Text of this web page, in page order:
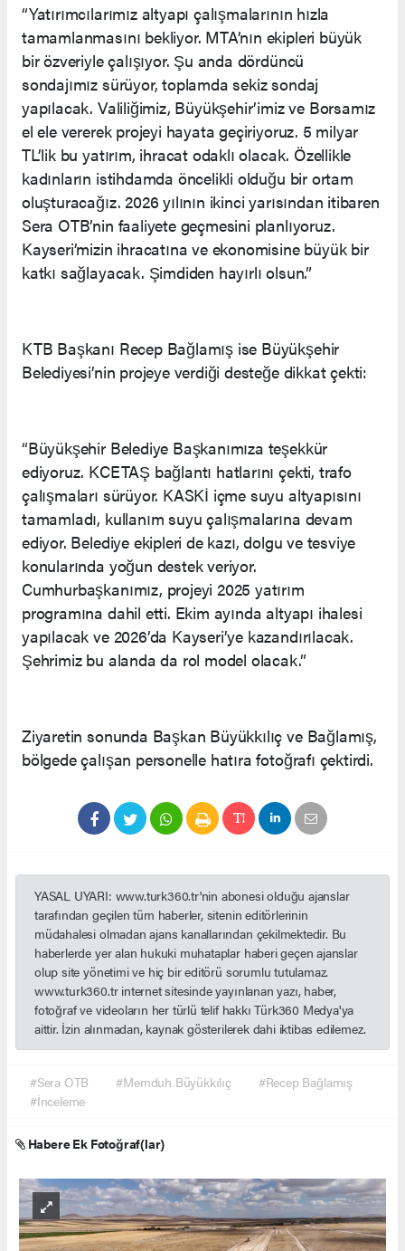
“Yatırımcılarımız altyapı çalışmalarının hızla
tamamlanmasını bekliyor. MTA’nın ekipleri büyük
bir özveriyle çalışıyor. Şu anda dördüncü
sondajımız sürüyor, toplamda sekiz sondaj
yapılacak. Valiliğimiz, Büyükşehir’imiz ve Borsamız
el ele vererek projeyi hayata geçiriyoruz. 5 milyar
TL’lik bu yatırım, ihracat odaklı olacak. Özellikle
kadınların istihdamda öncelikli olduğu bir ortam
oluşturacağız. 2026 yılının ikinci yarısından itibaren
Sera OTB’nin faaliyete geçmesini planlıyoruz.
Kayseri’mizin ihracatına ve ekonomisine büyük bir
katkı sağlayacak. Şimdiden hayırlı olsun.”
KTB Başkanı Recep Bağlamış ise Büyükşehir
Belediyesi’nin projeye verdiği desteğe dikkat çekti:
“Büyükşehir Belediye Başkanımıza teşekkür
ediyoruz. KCETAŞ bağlantı hatlarını çekti, trafo
çalışmaları sürüyor. KASKİ içme suyu altyapısını
tamamladı, kullanım suyu çalışmalarına devam
ediyor. Belediye ekipleri de kazı, dolgu ve tesviye
konularında yoğun destek veriyor.
Cumhurbaşkanımız, projeyi 2025 yatırım
programına dahil etti. Ekim ayında altyapı ihalesi
yapılacak ve 2026’da Kayseri’ye kazandırılacak.
Şehrimiz bu alanda da rol model olacak.”
Ziyaretin sonunda Başkan Büyükkılıç ve Bağlamış,
bölgede çalışan personelle hatıra fotoğrafı çektirdi.
YASAL UYARI: www.turk360.tr'nin abonesi olduğu ajanslar
tarafından geçilen tüm haberler, sitenin editörlerinin
müdahalesi olmadan ajans kanallarından çekilmektedir. Bu
haberlerde yer alan hukuki muhataplar haberi geçen ajanslar
olup site yönetimi ve hiç bir editörü sorumlu tutulamaz.
www.turk360.tr internet sitesinde yayınlanan yazı, haber,
fotoğraf ve videoların her türlü telif hakkı Türk360 Medya'ya
aittir. İzin alınmadan, kaynak gösterilerek dahi iktibas edilemez.
#Sera OTB #Memduh Büyükkılıç
#Recep Bağlamış
#İnceleme
Habere Ek Fotoğraf(lar)